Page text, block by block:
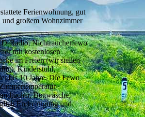
Ferienwohnung, gut
großem Wohnzimmer
Radio, Nichtraucherfewo
mit kostenlosen
im Freien (wir stellen
Kinderstuhl,
bis 10 Jahre. Die Fewo
Bettwäsche,
Endreinigung und